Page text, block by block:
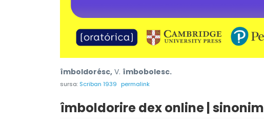
îmboldorésc, V. îmbobolesc.
sursa: Scriban 1939 permalink
îmboldorire dex online | sinonim